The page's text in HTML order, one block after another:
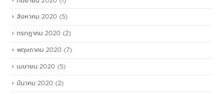
สิงหาคม 2020 (5)
กรกฎาคม 2020 (2)
พฤษภาคม 2020 (7)
เมษายน 2020 (5)
มีนาคม 2020 (2)